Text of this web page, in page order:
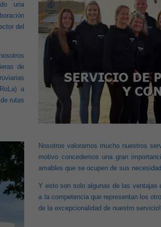
una
del
de
a
rutas
Nosotros valoramos mucho nuestros
motivo concedemos una gran
amables que se ocupen de sus
Y esto son solo algunas de las ventajas
a la competencia que representan los
de la excepcionalidad de nuestro servicio!